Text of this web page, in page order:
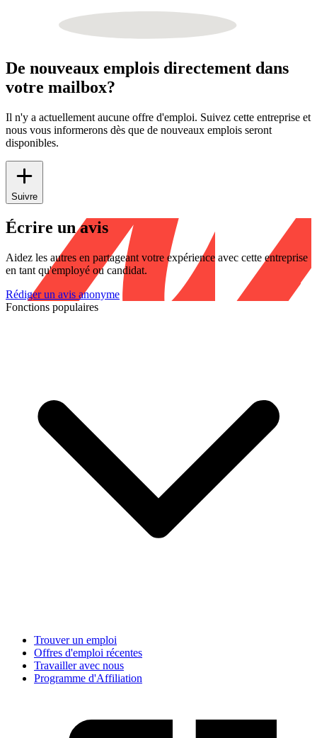
De nouveaux emplois directement dans
votre mailbox?
Il n'y a actuellement aucune offre d'emploi. Suivez cette entreprise et
nous vous informerons dès que de nouveaux emplois seront
disponibles.
Suivre
Écrire un avis
Aidez les autres en partageant votre expérience avec cette entreprise
en tant qu'employé ou candidat.
Rédiger un avis anonyme
Fonctions populaires
Trouver un emploi
Offres d'emploi récentes
Travailler avec nous
Programme d'Affiliation